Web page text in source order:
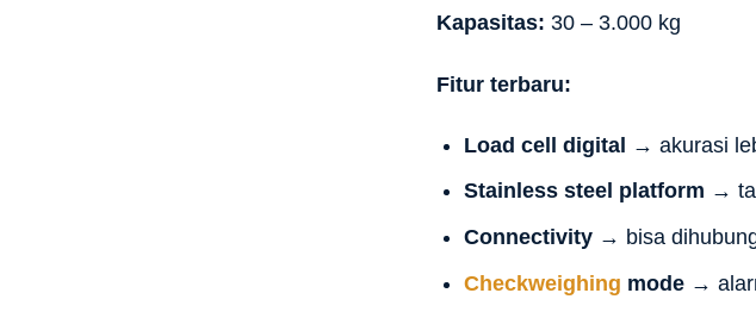
Kapasitas: 30 – 3.000 kg
Fitur terbaru:
Load cell digital → akurasi
Stainless steel platform →
Connectivity → bisa
Checkweighing mode →